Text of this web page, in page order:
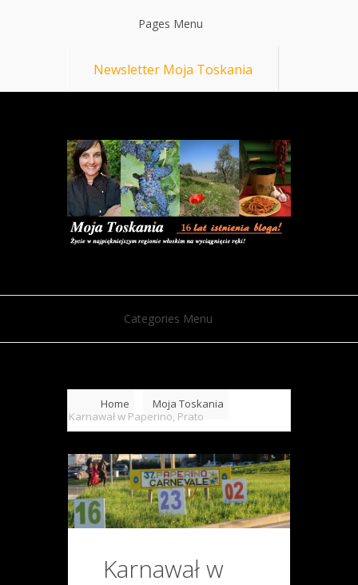
Pages Menu
Newsletter Moja Toskania
Categories Menu
Home
Moja Toskania
Karnawał w Paperino, Prato
Karnawał w